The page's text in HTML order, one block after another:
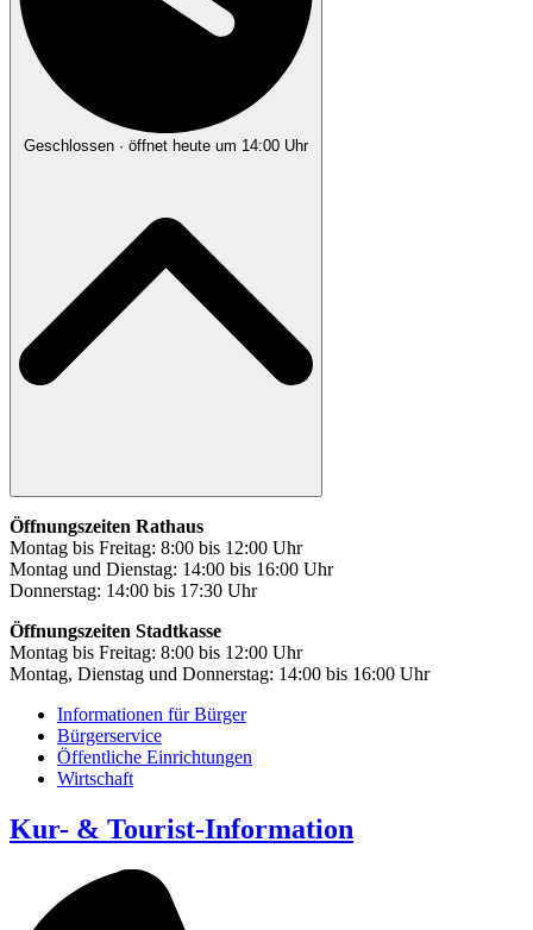
Geschlossen · öffnet heute um 14:00 Uhr
Öffnungszeiten Rathaus
Montag bis Freitag: 8:00 bis 12:00 Uhr
Montag und Dienstag: 14:00 bis 16:00 Uhr
Donnerstag: 14:00 bis 17:30 Uhr
Öffnungszeiten Stadtkasse
Montag bis Freitag: 8:00 bis 12:00 Uhr
Montag, Dienstag und Donnerstag: 14:00 bis 16:00 Uhr
Informationen für Bürger
Bürgerservice
Öffentliche Einrichtungen
Wirtschaft
Kur- & Tourist-Information